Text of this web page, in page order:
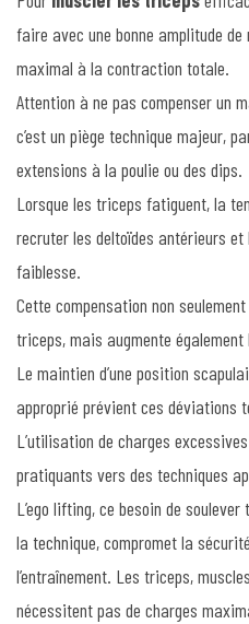
faire avec une bonne amplitude de
maximal à la contraction totale.
Attention à ne pas compenser un
c’est un piège technique majeur,
extensions à la poulie ou des dips.
Lorsque les triceps fatiguent, la
recruter les deltoïdes antérieurs
faiblesse.
Cette compensation non
triceps, mais augmente également
Le maintien d’une position
approprié prévient ces déviations
L’utilisation de charges
pratiquants vers des techniques
L’ego lifting, ce besoin de
la technique, compromet la
l’entraînement. Les triceps,
nécessitent pas de charges